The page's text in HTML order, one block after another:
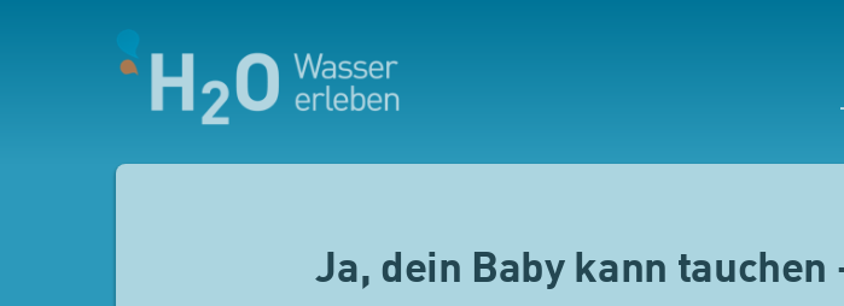
Ja, dein Baby kann